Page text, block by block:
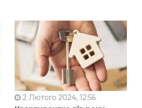
2 Лютого 2024, 12:56